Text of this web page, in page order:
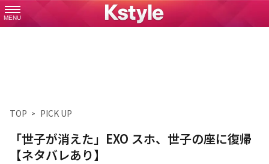
MENU
TOP PICK UP
「世子が消えた」EXO スホ、世子の座に復帰
【ネタバレあり】